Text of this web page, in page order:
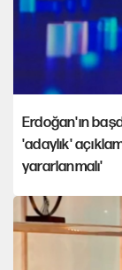
Erdoğan'ın
'adaylık'
yararlanmalı'